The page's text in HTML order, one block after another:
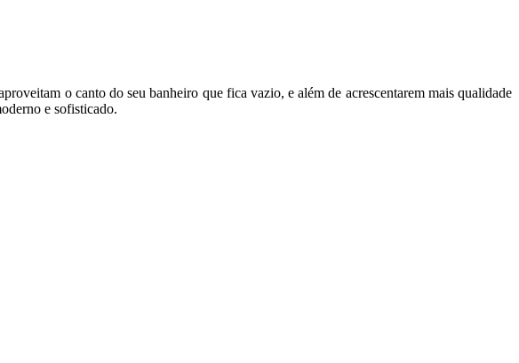
o canto do seu banheiro que fica vazio, e além de acrescentarem mais qualidade
e sofisticado.